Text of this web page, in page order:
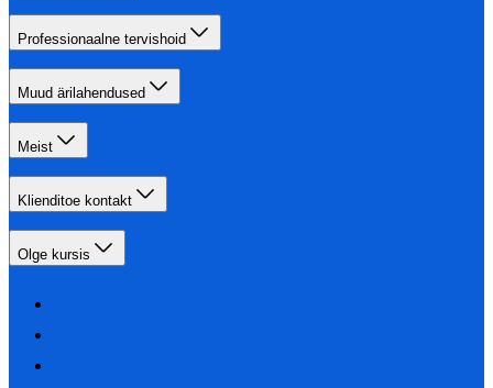
Professionaalne tervishoid
Muud ärilahendused
Meist
Klienditoe kontakt
Olge kursis